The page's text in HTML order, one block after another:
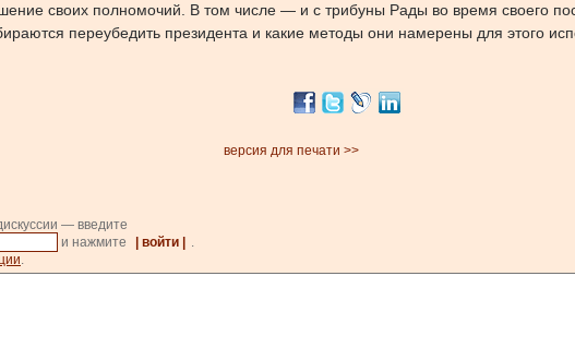
своих полномочий. В том числе — и с трибуны Рады во время своего
переубедить президента и какие методы они намерены для этого
версия для печати >>
— введите
и нажмите | войти |
.
.